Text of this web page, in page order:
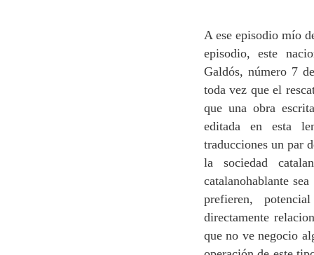
A ese episodio mío
episodio, este
Galdós, número 7
toda vez que el
que una obra
editada en esta
traducciones un par
la sociedad
catalanohablante
prefieren,
directamente
que no ve negocio